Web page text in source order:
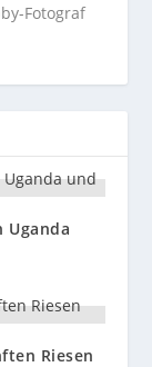
Fotograf
Uganda
Riesen